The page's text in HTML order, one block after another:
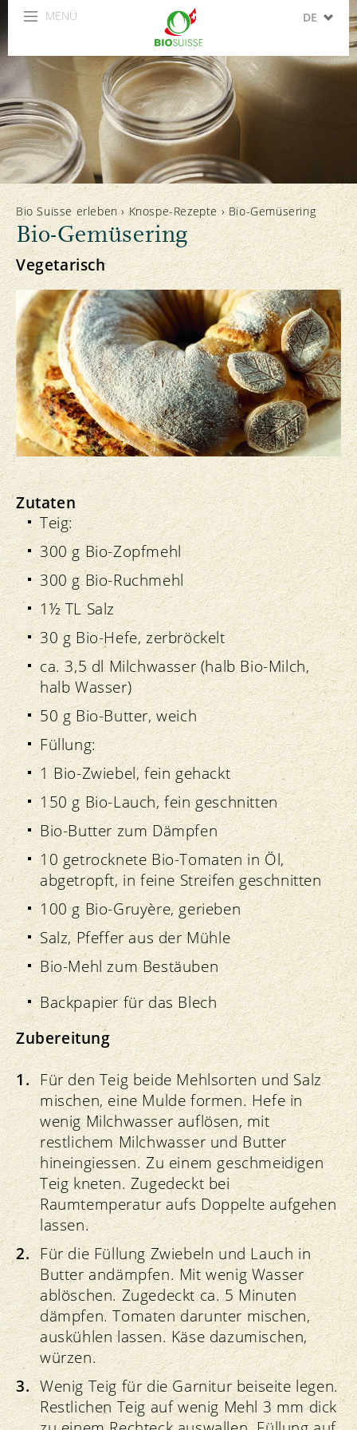
MENÜ DE
ES
Bio Suisse erleben› Knospe-Rezepte› Bio-Gemüsering
Bio-Gemüsering
Vegetarisch
Zutaten
Teig:
300 g Bio-Zopfmehl
300 g Bio-Ruchmehl
1½ TL Salz
30 g Bio-Hefe, zerbröckelt
ca. 3,5 dl Milchwasser (halb Bio-Milch,
halb Wasser)
50 g Bio-Butter, weich
Füllung:
1 Bio-Zwiebel, fein gehackt
150 g Bio-Lauch, fein geschnitten
Bio-Butter zum Dämpfen
10 getrocknete Bio-Tomaten in Öl,
abgetropft, in feine Streifen geschnitten
100 g Bio-Gruyère, gerieben
Salz, Pfeffer aus der Mühle
Bio-Mehl zum Bestäuben
Backpapier für das Blech
Zubereitung
Für den Teig beide Mehlsorten und Salz
mischen, eine Mulde formen. Hefe in
wenig Milchwasser auflösen, mit
restlichem Milchwasser und Butter
hineingiessen. Zu einem geschmeidigen
Teig kneten. Zugedeckt bei
Raumtemperatur aufs Doppelte aufgehen
lassen.
Für die Füllung Zwiebeln und Lauch in
Butter andämpfen. Mit wenig Wasser
ablöschen. Zugedeckt ca. 5 Minuten
dämpfen. Tomaten darunter mischen,
auskühlen lassen. Käse dazumischen,
würzen.
Wenig Teig für die Garnitur beiseite legen.
Restlichen Teig auf wenig Mehl 3 mm dick